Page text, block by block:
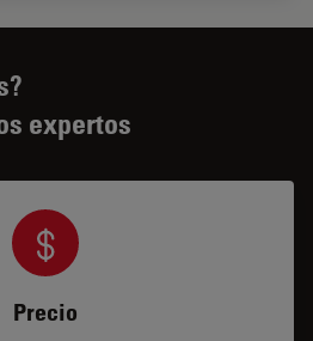
expertos
Precio